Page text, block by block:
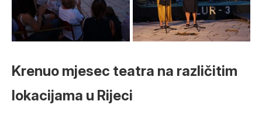
Krenuo mjesec teatra na različitim
lokacijama u Rijeci